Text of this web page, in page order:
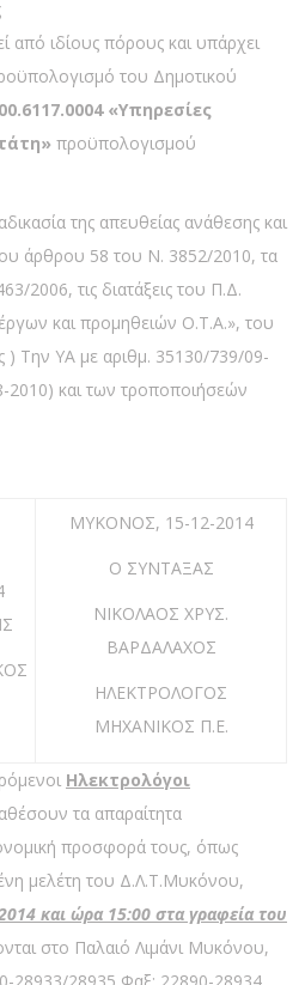
από ιδίους πόρους και υπάρχει
του Δημοτικού
«Υπηρεσίες
προϋπολογισμού
της απευθείας ανάθεσης και
άρθρου 58 του Ν. 3852/2010, τα
2006, τις διατάξεις του Π.Δ.
και προμηθειών Ο.Τ.Α.», του
) Την ΥΑ με αριθμ. 35130/739/09-
και των τροποποιήσεών
ΜΥΚΟΝΟΣ, 15-12-2014
Ο ΣΥΝΤΑΞΑΣ
ΝΙΚΟΛΑΟΣ ΧΡΥΣ.
ΒΑΡΔΑΛΑΧΟΣ
ΗΛΕΚΤΡΟΛΟΓΟΣ
ΜΗΧΑΝΙΚΟΣ Π.Ε.
Hλεκτρολόγοι
τα απαραίτητα
προσφορά τους, όπως
μελέτη του Δ.Λ.Τ.Μυκόνου,
και ώρα 15:00 στα γραφεία του
στο Παλαιό Λιμάνι Μυκόνου,